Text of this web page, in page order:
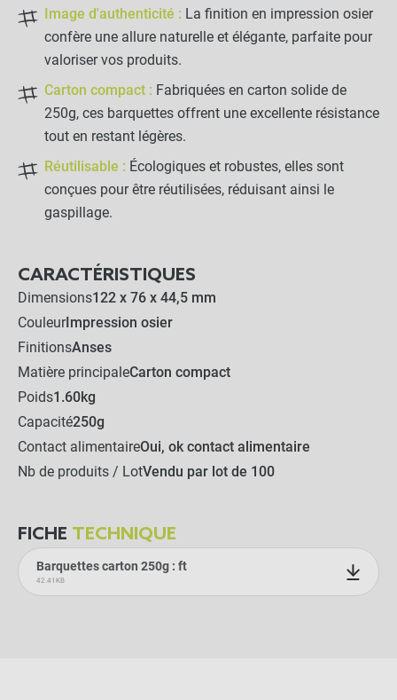
Image d'authenticité : La finition en impression osier
confère une allure naturelle et élégante, parfaite pour
valoriser vos produits.
Carton compact : Fabriquées en carton solide de
250g, ces barquettes offrent une excellente résistance
tout en restant légères.
Réutilisable : Écologiques et robustes, elles sont
conçues pour être réutilisées, réduisant ainsi le
gaspillage.
CARACTÉRISTIQUES
Dimensions122 x 76 x 44,5 mm
CouleurImpression osier
FinitionsAnses
Matière principaleCarton compact
Poids1.60kg
Capacité250g
Contact alimentaireOui, ok contact alimentaire
Nb de produits / LotVendu par lot de 100
FICHE TECHNIQUE
Barquettes carton 250g : ft
42.41KB